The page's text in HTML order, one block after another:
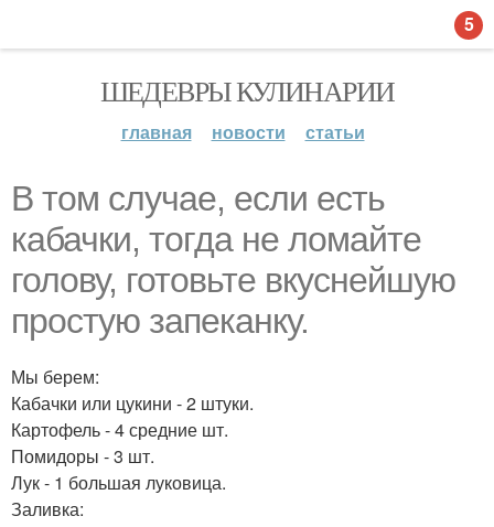
ШЕДЕВРЫ КУЛИНАРИИ
главная новости статьи
В том случае, если есть
кабачки, тогда не ломайте
голову, готовьте вкуснейшую
простую запеканку.
Мы берем:
Кабачки или цукини - 2 штуки.
Картофель - 4 средние шт.
Помидоры - 3 шт.
Лук - 1 большая луковица.
Заливка:
5